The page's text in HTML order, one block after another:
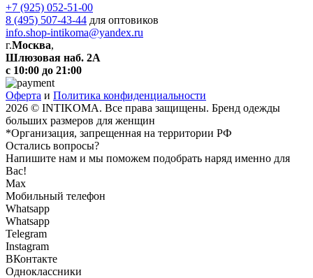
+7 (925) 052-51-00
8 (495) 507-43-44 для оптовиков
info.shop-intikoma@yandex.ru
г.Москва,
Шлюзовая наб. 2А
с 10:00 до 21:00
Оферта и Политика конфиденциальности
2026 © INTIKOMA. Все права защищены. Бренд одежды
больших размеров для женщин
*Организация, запрещенная на территории РФ
Остались вопросы?
Напишите нам и мы поможем подобрать наряд именно для
Вас!
Max
Мобильный телефон
Whatsapp
Whatsapp
Telegram
Instagram
ВКонтакте
Одноклассники